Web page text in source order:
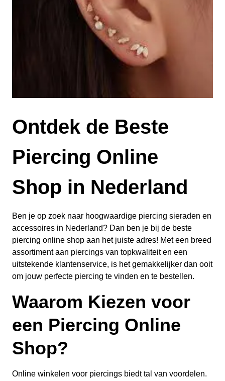
Ontdek de Beste
Piercing Online
Shop in Nederland
Ben je op zoek naar hoogwaardige piercing sieraden en
accessoires in Nederland? Dan ben je bij de beste
piercing online shop aan het juiste adres! Met een breed
assortiment aan piercings van topkwaliteit en een
uitstekende klantenservice, is het gemakkelijker dan ooit
om jouw perfecte piercing te vinden en te bestellen.
Waarom Kiezen voor
een Piercing Online
Shop?
Online winkelen voor piercings biedt tal van voordelen.